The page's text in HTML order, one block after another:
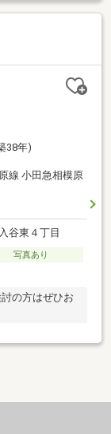
38年)
線 小田急相模原
谷東４丁目
写真あり
の方はぜひお